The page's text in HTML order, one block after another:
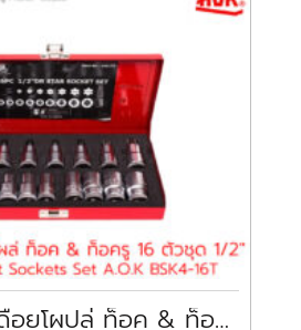
ชุดลูกบล็อกเดือยโผปล่ ท็อค & ท็อครู 1/2″ 16 ชิ้น A.O.K